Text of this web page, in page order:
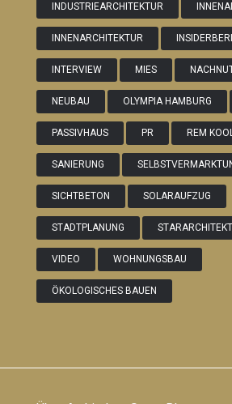
INDUSTRIEARCHITEKTUR
INNENARCHITEKTUR
INTERVIEW MIES
NEUBAU OLYMPIA HAMBURG
PASSIVHAUS PR REM
SANIERUNG
SICHTBETON SOLARAUFZUG
STADTPLANUNG STARARCHITEKT
VIDEO WOHNUNGSBAU
ÖKOLOGISCHES BAUEN